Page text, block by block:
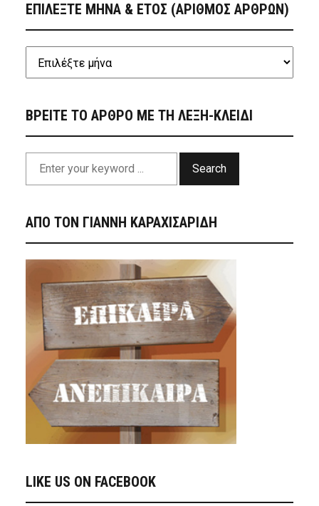
ΕΠΙΛΕΞΤΕ ΜΗΝΑ & ΕΤΟΣ (ΑΡΙΘΜΟΣ ΑΡΘΡΩΝ)
ΒΡΕΙΤΕ ΤΟ ΑΡΘΡΟ ΜΕ ΤΗ ΛΕΞΗ-ΚΛΕΙΔΙ
Search
ΑΠΟ ΤΟΝ ΓΙΑΝΝΗ ΚΑΡΑΧΙΣΑΡΙΔΗ
LIKE US ON FACEBOOK